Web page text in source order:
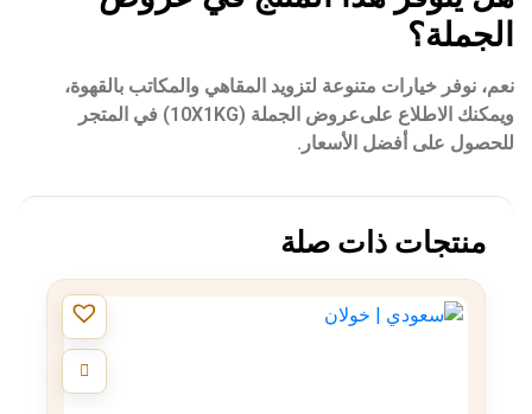
الجملة؟
نعم، نوفر خيارات متنوعة لتزويد المقاهي والمكاتب بالقهوة،
ويمكنك الاطلاع علىعروض الجملة (10X1KG)
في المتجر
للحصول على أفضل الأسعار.
منتجات ذات صلة